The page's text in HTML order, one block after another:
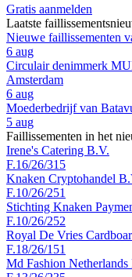
Gratis aanmelden
Laatste
Nieuwe faillissementen
6 aug
Circulair denimmerk
Amsterdam
6 aug
Moederbedrijf van
5 aug
Faillissementen in het
Irene's Catering B.V.
F.16/26/315
Knaken Cryptohandel
F.10/26/251
Stichting Knaken
F.10/26/252
Royal De Vries
F.18/26/151
Md Fashion Netherlands